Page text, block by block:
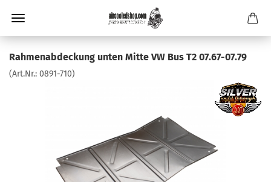
Rahmenabdeckung unten Mitte VW Bus T2 07.67-07.79
(Art.Nr.: 0891-710)